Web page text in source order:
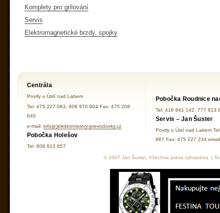
Komplety pro grilování
Servis
Elektromagnetické brzdy, spojky
Centrála
Povrly u Ústí nad Labem
Tel: 475 227 083, 608 970 904 Fax: 475 208
640
e-mail: info(e)elektromotory-prevodovky.cz
Pobočka Holešov
Tel: 608 813 857
Pobočka Roudnice
Tel: 416 841 142, 777 813
Servis – Jan Šuster
Povrly u Ústí nad Labem
867 Fax: 475 227 234
© 2007 Jan Šuster, Všechna práva vyhrazena. |